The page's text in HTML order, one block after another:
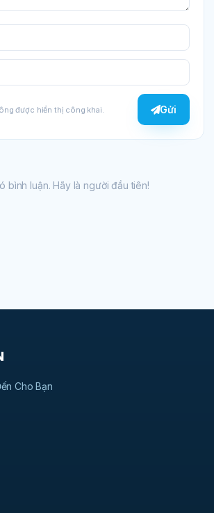
được hiển thị công khai. Gửi
bình luận. Hãy là người đầu tiên!
Cho Bạn